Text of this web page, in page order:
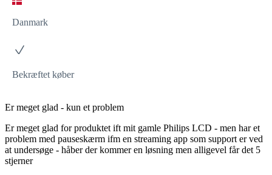
Danmark
Bekræftet køber
Er meget glad - kun et problem
Er meget glad for produktet ift mit gamle Philips LCD - men har et
problem med pauseskærm ifm en streaming app som support er ved
at undersøge - håber der kommer en løsning men alligevel får det 5
stjerner